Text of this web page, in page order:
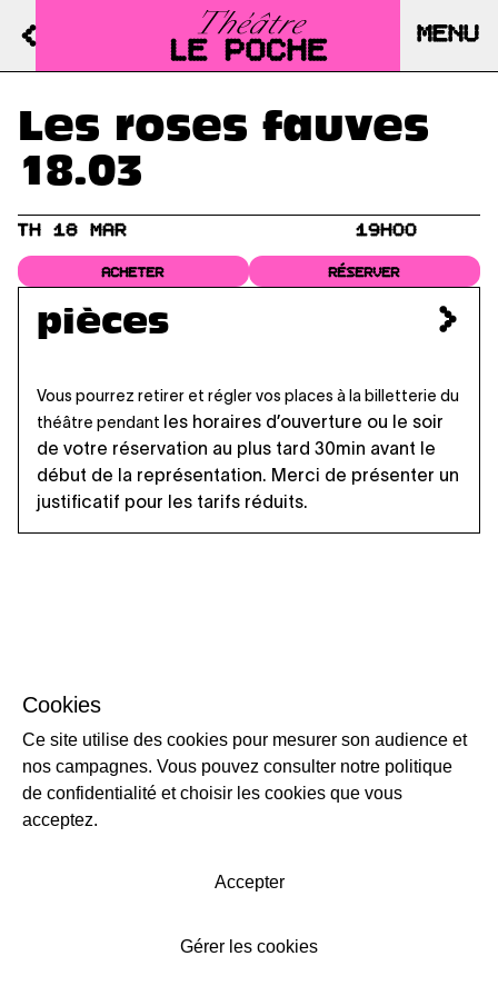
Cookies
Ce site utilise des cookies pour mesurer son audience et
nos campagnes. Vous pouvez consulter notre politique
de confidentialité et choisir les cookies que vous
acceptez.
Accepter
Gérer les cookies
MENU
Les roses fauves
18.03
pièces
Vous pourrez retirer et régler vos places à la billetterie du
théâtre pendant les horaires d’ouverture ou le soir
de votre réservation au plus tard 30min avant le
début de la représentation. Merci de présenter un
justificatif pour les tarifs réduits.
TH 18 MAR 19H00
ACHETER RÉSERVER